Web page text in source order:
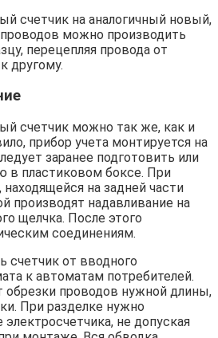
счетчик на аналогичный новый,
можно производить
перецепляя провода от
другому.
счетчик можно так же, как и
прибор учета монтируется на
заранее подготовить или
в пластиковом боксе. При
на задней части
производят надавливание на
щелчка. После этого
соединениям.
счетчик от вводного
к автоматам потребителей.
обрезки проводов нужной длины,
При разделке нужно
не допуская